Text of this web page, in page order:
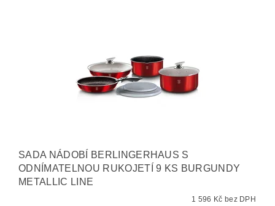
SADA NÁDOBÍ BERLINGERHAUS S
ODNÍMATELNOU RUKOJETÍ 9 KS BURGUNDY
METALLIC LINE
1 596 Kč bez DPH